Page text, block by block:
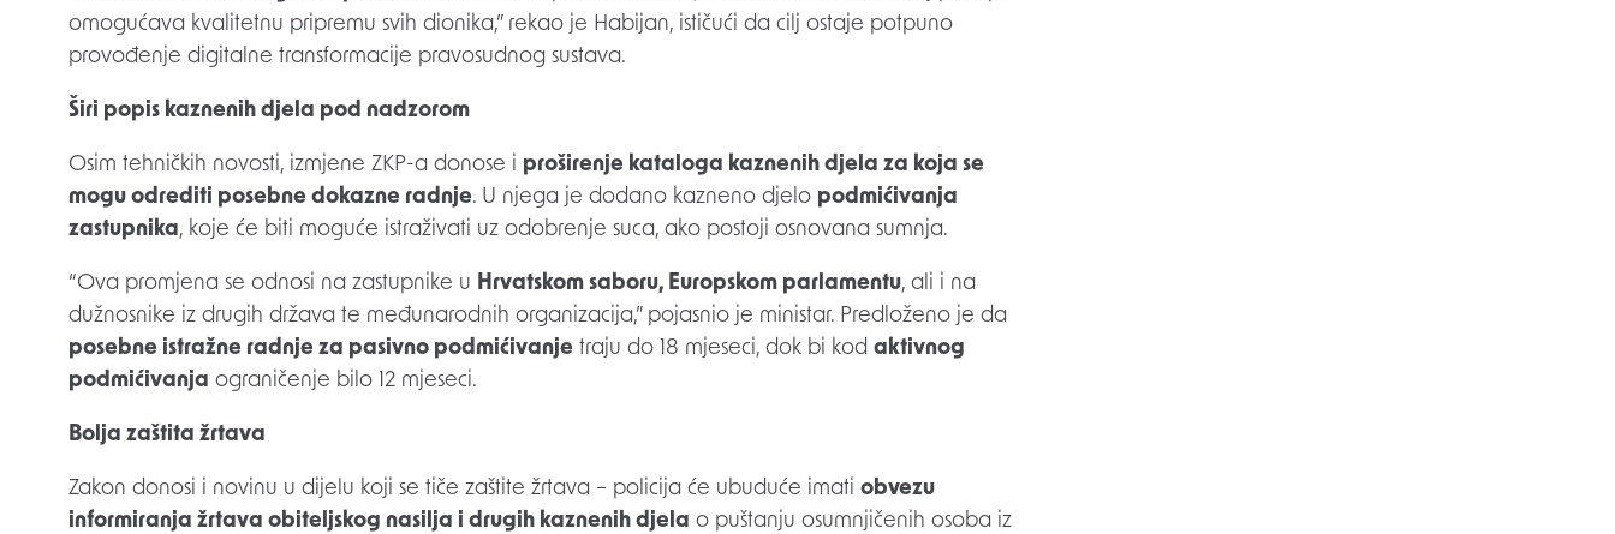
omogućava kvalitetnu pripremu svih dionika,” rekao je Habijan, ističući da cilj ostaje potpuno
provođenje digitalne transformacije pravosudnog sustava.
Širi popis kaznenih djela pod nadzorom
Osim tehničkih novosti, izmjene ZKP-a donose i proširenje kataloga kaznenih djela za koja se
mogu odrediti posebne dokazne radnje. U njega je dodano kazneno djelo podmićivanja
zastupnika, koje će biti moguće istraživati uz odobrenje suca, ako postoji osnovana sumnja.
“Ova promjena se odnosi na zastupnike u Hrvatskom saboru, Europskom parlamentu, ali i na
dužnosnike iz drugih država te međunarodnih organizacija,” pojasnio je ministar. Predloženo je da
posebne istražne radnje za pasivno podmićivanje traju do 18 mjeseci, dok bi kod aktivnog
podmićivanja ograničenje bilo 12 mjeseci.
Bolja zaštita žrtava
Zakon donosi i novinu u dijelu koji se tiče zaštite žrtava – policija će ubuduće imati obvezu
informiranja žrtava obiteljskog nasilja i drugih kaznenih djela o puštanju osumnjičenih osoba iz